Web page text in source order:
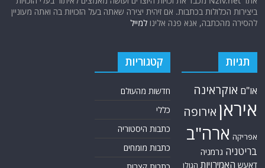
פוסטים אחרונים
הסכם המיליארדים שמשנה את המזרח התיכון: הדלק העיראקי מגיע לארה"ב –
דרך סוריה
המצוד הושלם בלוב: נעצר בכיר דאעש שהצטלם לאחרונה עם נשיא סוריה
א-שרע והיה מעורב בחיסול התובע הכללי המצרי
לאור בריאותו המדרדרת במהירות של ארדואן והצפת התקשורת הטורקית
בתמונות פידאן , נראה כי מלחמת הירושה כבר מתנהלת במלוא עוזה
משוואת ההרתעה של טהרן: האם הטילים האיראניים באמת יכולים להגיע ללב
בריטניה?